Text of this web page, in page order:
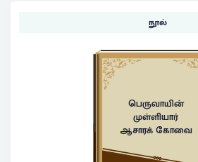
நூல்
பெருவாயின்
முள்ளியார்
ஆசாரக் கோவை